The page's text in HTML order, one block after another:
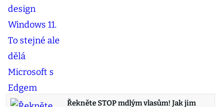
Řekněte STOP mdlým vlasům! Jak jim